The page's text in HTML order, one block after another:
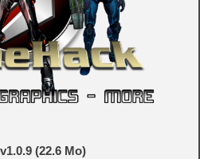
(22.6 Mo)